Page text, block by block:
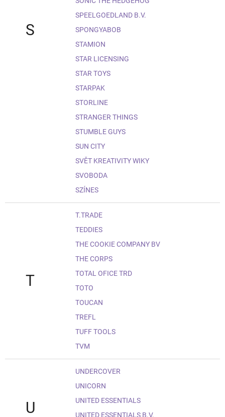
S
SPEELGOEDLAND B.V.
SPONGYABOB
STAMION
STAR LICENSING
STAR TOYS
STARPAK
STORLINE
STRANGER THINGS
STUMBLE GUYS
SUN CITY
SVĚT KREATIVITY WIKY
SVOBODA
SZÍNES
T
T.TRADE
TEDDIES
THE COOKIE COMPANY BV
THE CORPS
TOTAL OFICE TRD
TOTO
TOUCAN
TREFL
TUFF TOOLS
TVM
U
UNDERCOVER
UNICORN
UNITED ESSENTIALS
UNITED ESSENTIALS B.V.